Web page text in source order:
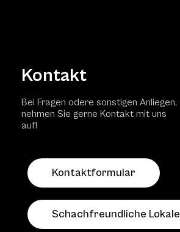
Kontakt
Bei Fragen odere sonstigen Anliegen,
nehmen Sie gerne Kontakt mit uns
auf!
Kontaktformular
Schachfreundliche Lokale